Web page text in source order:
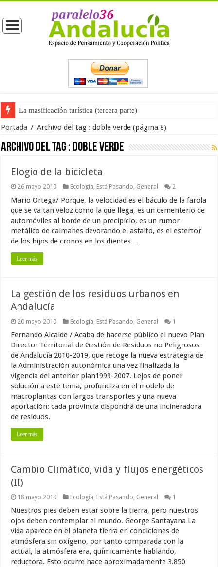
La masificación turística (tercera parte)
Portada / Archivo del tag :doble verde (página 8)
Archivo del tag : doble verde
Elogio de la bicicleta
26 mayo 2010 Ecología, Está Pasando, General 2
Mario Ortega/ Porque, la velocidad es el báculo de la farola
que se va tan veloz como la que llega, es un cementerio de
automóviles al borde de un precipicio, es un rumor
metálico de caimanes devorando el asfalto, es el estertor
de los hijos de cronos en los dientes ...
Leer más
La gestión de los residuos urbanos en
Andalucía
20 mayo 2010 Ecología, Está Pasando, General 1
Fernando Alcalde / Acaba de hacerse público el nuevo Plan
Director Territorial de Gestión de Residuos no Peligrosos
de Andalucía 2010-2019, que recoge la nueva estrategia de
la Administración autonómica una vez finalizada la
vigencia del anterior plan1999-2007. Lejos de poner
solución a este tema, profundiza en el modelo de
macroplantas con largos transportes y una nueva
aportación: cada provincia dispondrá de una incineradora
de residuos.
Leer más
Cambio Climático, vida y flujos energéticos
(II)
18 mayo 2010 Ecología, Está Pasando, General 1
Nuestros pies deben estar sobre la tierra, pero nuestros
ojos deben contemplar el mundo. George Santayana La
vida aparece en el planeta tierra en condiciones de
atmósfera sin oxígeno, por tanto comparada con la
actual, la atmósfera era, químicamente hablando,
reductora. Esto ocurre hace aproximadamente 3.850